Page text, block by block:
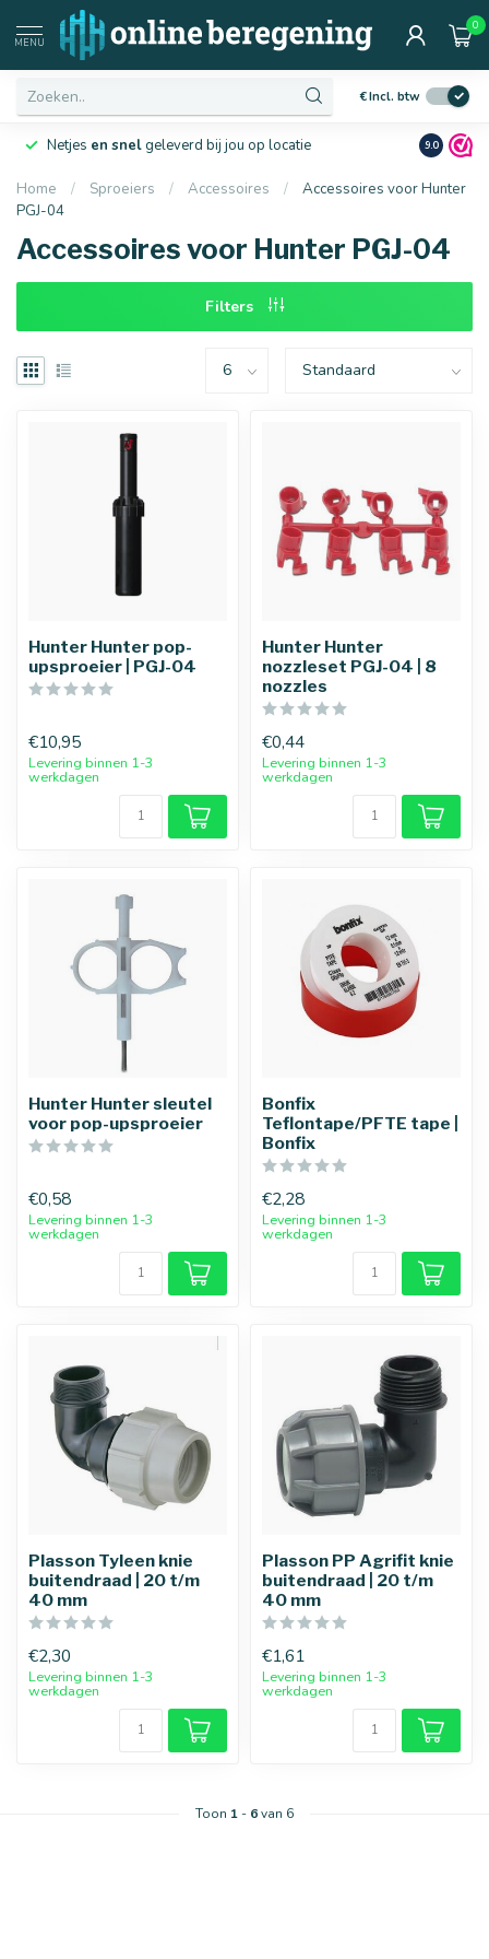
MENU
0
€Incl. btw
Netjes en snelgeleverd bij jou op locatie Ruim10
9.0
Home / Sproeiers / Accessoires /
Accessoires voor Hunter
PGJ-04
Accessoires voor Hunter PGJ-04
Filters
Hunter Hunter pop-
upsproeier | PGJ-04
€10,95
Levering binnen 1-3
werkdagen
Hunter Hunter
nozzleset PGJ-04 | 8
nozzles
€0,44
Levering binnen 1-3
werkdagen
Hunter Hunter sleutel
voor pop-upsproeier
€0,58
Levering binnen 1-3
werkdagen
Bonfix
Teflontape/PFTE tape |
Bonfix
€2,28
Levering binnen 1-3
werkdagen
Plasson Tyleen knie
buitendraad | 20 t/m
40 mm
€2,30
Levering binnen 1-3
werkdagen
Plasson PP Agrifit knie
buitendraad | 20 t/m
40 mm
€1,61
Levering binnen 1-3
werkdagen
Toon 1 - 6van 6
Afmetingen
20 mm